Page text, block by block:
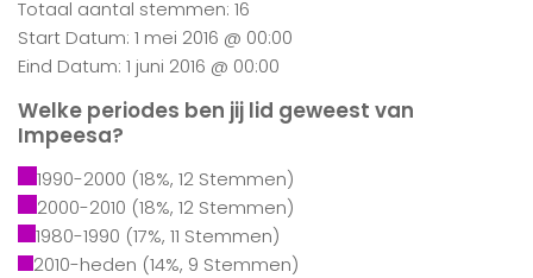
Totaal aantal stemmen: 16
Start Datum: 1 mei 2016 @ 00:00
Eind Datum: 1 juni 2016 @ 00:00
Welke periodes ben jij lid geweest van
Impeesa?
1990-2000 (18%, 12 Stemmen)
2000-2010 (18%, 12 Stemmen)
1980-1990 (17%, 11 Stemmen)
2010-heden (14%, 9 Stemmen)